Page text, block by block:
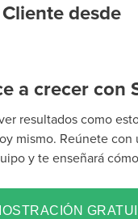
Cliente desde
a crecer con
resultados como
mismo. Reúnete con
y te enseñará